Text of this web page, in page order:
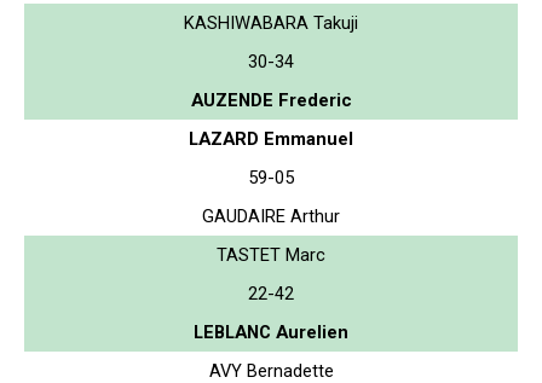
KASHIWABARA Takuji
30-34
AUZENDE Frederic
LAZARD Emmanuel
59-05
GAUDAIRE Arthur
TASTET Marc
22-42
LEBLANC Aurelien
AVY Bernadette